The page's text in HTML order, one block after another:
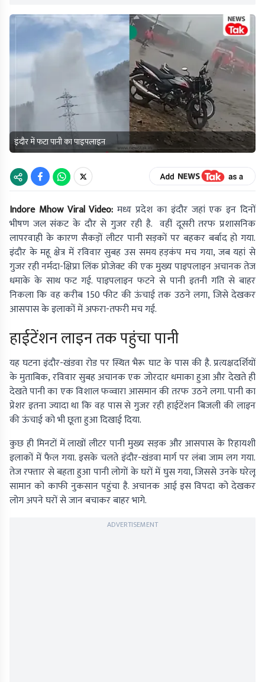
इंदौर में फटा पानी का पाइपलाइन
Indore Mhow Viral Video:मध्य प्रदेश का इंदौर जहां एक इन दिनों
भीषण जल संकट के दौर से गुजर रही है. वहीं दूसरी तरफ प्रशासनिक
लापरवाही के कारण सैकड़ों लीटर पानी सड़कों पर बहकर बर्बाद हो गया.
इंदौर के महू क्षेत्र में रविवार सुबह उस समय हड़कंप मच गया, जब यहां से
गुजर रही नर्मदा-क्षिप्रा लिंक प्रोजेक्ट की एक मुख्य पाइपलाइन अचानक तेज
धमाके के साथ फट गई. पाइपलाइन फटने से पानी इतनी गति से बाहर
निकला कि वह करीब 150 फीट की ऊंचाई तक उठने लगा, जिसे देखकर
आसपास के इलाकों में अफरा-तफरी मच गई.
हाईटेंशन लाइन तक पहुंचा पानी
यह घटना इंदौर-खंडवा रोड पर स्थित भैरू घाट के पास की है. प्रत्यक्षदर्शियों
के मुताबिक, रविवार सुबह अचानक एक जोरदार धमाका हुआ और देखते ही
देखते पानी का एक विशाल फव्वारा आसमान की तरफ उठने लगा. पानी का
प्रेशर इतना ज्यादा था कि वह पास से गुजर रही हाईटेंशन बिजली की लाइन
की ऊंचाई को भी छूता हुआ दिखाई दिया.
कुछ ही मिनटों में लाखों लीटर पानी मुख्य सड़क और आसपास के रिहायशी
इलाकों में फैल गया. इसके चलते इंदौर-खंडवा मार्ग पर लंबा जाम लग गया.
तेज रफ्तार से बहता हुआ पानी लोगों के घरों में घुस गया, जिससे उनके घरेलू
सामान को काफी नुकसान पहुंचा है. अचानक आई इस विपदा को देखकर
लोग अपने घरों से जान बचाकर बाहर भागे.
ADVERTISEMENT